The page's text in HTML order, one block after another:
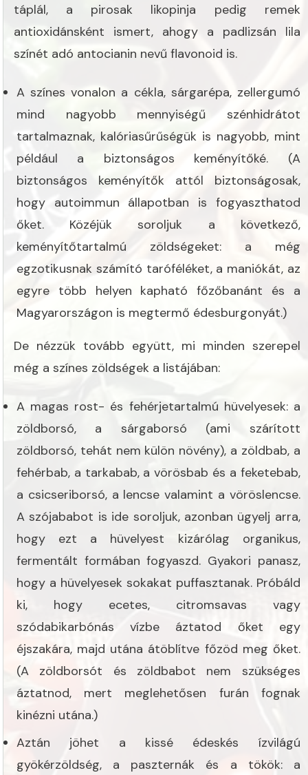
táplál, a pirosak likopinja pedig remek
antioxidánsként ismert, ahogy a padlizsán lila
színét adó antocianin nevű flavonoid is.
A színes vonalon a cékla, sárgarépa, zellergumó
mind nagyobb mennyiségű szénhidrátot
tartalmaznak, kalóriasűrűségük is nagyobb, mint
például a biztonságos keményítőké. (A
biztonságos keményítők attól biztonságosak,
hogy autoimmun állapotban is fogyaszthatod
őket. Közéjük soroljuk a következő,
keményítőtartalmú zöldségeket: a még
egzotikusnak számító taróféléket, a maniókát, az
egyre több helyen kapható főzőbanánt és a
Magyarországon is megtermő édesburgonyát.)
De nézzük tovább együtt, mi minden szerepel
még a színes zöldségek a listájában:
A magas rost- és fehérjetartalmú hüvelyesek: a
zöldborsó, a sárgaborsó (ami szárított
zöldborsó, tehát nem külön növény), a zöldbab, a
fehérbab, a tarkabab, a vörösbab és a feketebab,
a csicseriborsó, a lencse valamint a vöröslencse.
A szójababot is ide soroljuk, azonban ügyelj arra,
hogy ezt a hüvelyest kizárólag organikus,
fermentált formában fogyaszd. Gyakori panasz,
hogy a hüvelyesek sokakat puffasztanak. Próbáld
ki, hogy ecetes, citromsavas vagy
szódabikarbónás vízbe áztatod őket egy
éjszakára, majd utána átöblítve főzöd meg őket.
(A zöldborsót és zöldbabot nem szükséges
áztatnod, mert meglehetősen furán fognak
kinézni utána.)
Aztán jöhet a kissé édeskés ízvilágú
gyökérzöldség, a paszternák és a tökök: a